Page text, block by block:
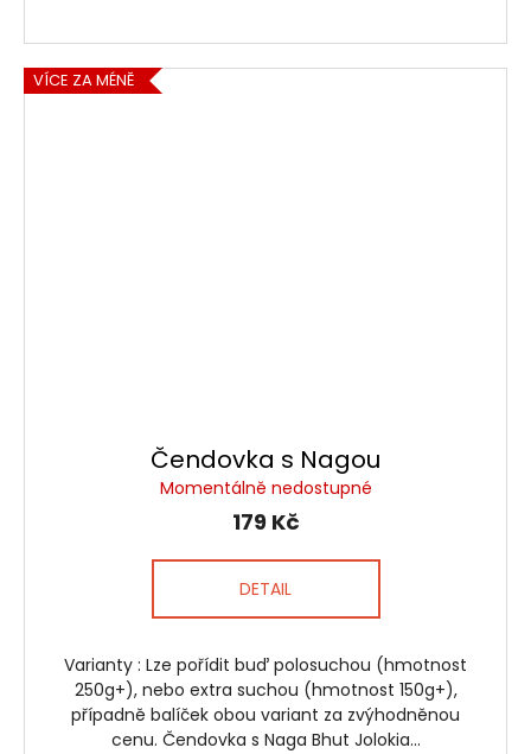
VÍCE ZA MÉNĚ
Čendovka s Nagou
Momentálně nedostupné
179 Kč
DETAIL
Varianty : Lze pořídit buď polosuchou (hmotnost
250g+), nebo extra suchou (hmotnost 150g+),
případně balíček obou variant za zvýhodněnou
cenu. Čendovka s Naga Bhut Jolokia...